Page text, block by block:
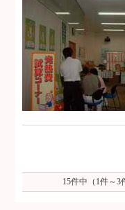
15件中（1件～